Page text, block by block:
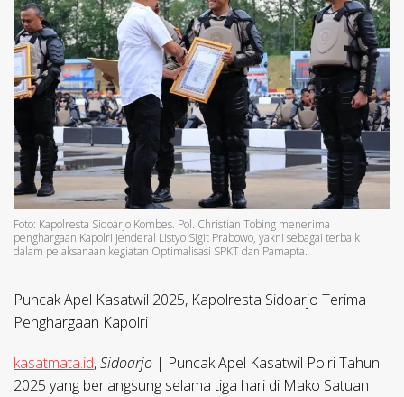
Foto: Kapolresta Sidoarjo Kombes. Pol. Christian Tobing menerima
penghargaan Kapolri Jenderal Listyo Sigit Prabowo, yakni sebagai terbaik
dalam pelaksanaan kegiatan Optimalisasi SPKT dan Pamapta.
Puncak Apel Kasatwil 2025, Kapolresta Sidoarjo Terima
Penghargaan Kapolri
kasatmata.id,Sidoarjo | Puncak Apel Kasatwil Polri Tahun
2025 yang berlangsung selama tiga hari di Mako Satuan